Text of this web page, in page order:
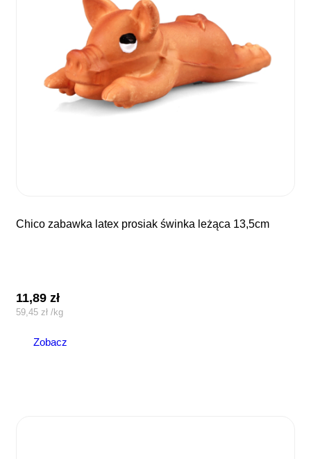
chico zabawka latex prosiak świnka leżąca 13,5cm
11,89zł
59,45 zł /kg
Zobacz